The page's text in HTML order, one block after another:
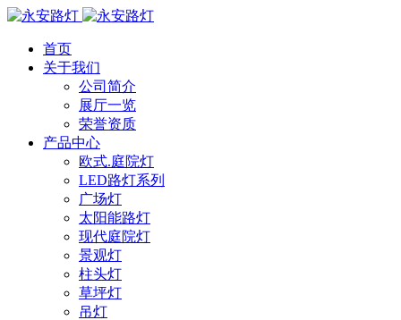
首页
关于我们
公司简介
展厅一览
荣誉资质
产品中心
欧式.庭院灯
LED路灯系列
广场灯
太阳能路灯
现代庭院灯
景观灯
柱头灯
草坪灯
吊灯